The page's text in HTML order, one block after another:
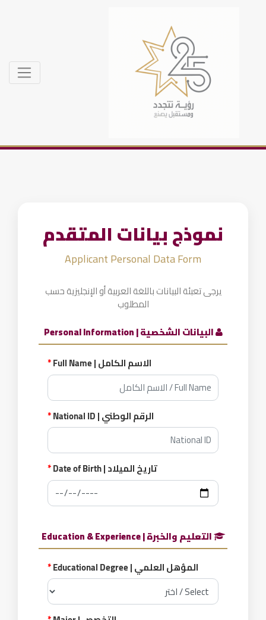
نموذج بيانات المتقدم
Applicant Personal Data Form
يرجى تعبئة البيانات باللغة العربية أو الإنجليزية حسب
المطلوب
البيانات الشخصية | Personal Information
الاسم الكامل | Full Name
*
الرقم الوطني | National ID *
تاريخ الميلاد | Date of Birth *
التعليم والخبرة | Education & Experience
المؤهل العلمي | Educational Degree
*